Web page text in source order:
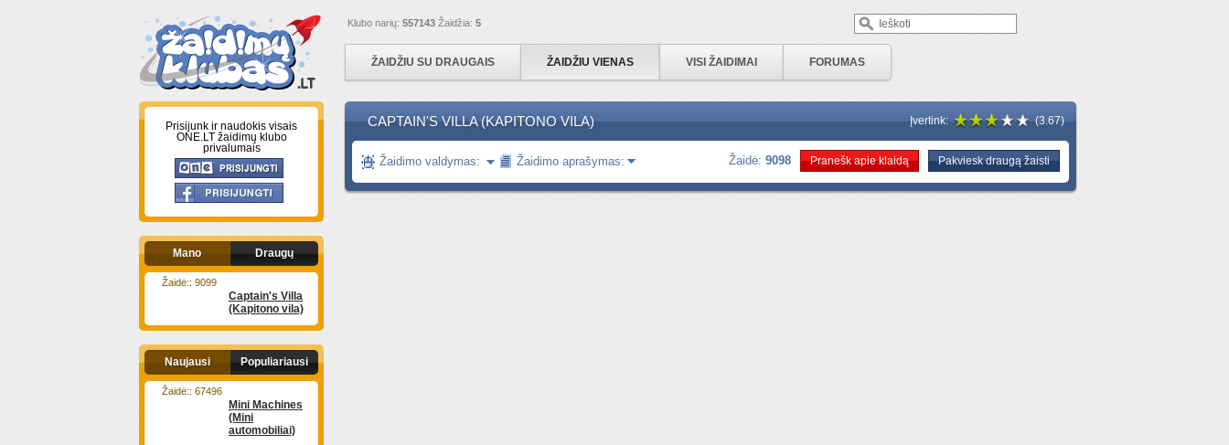
Klubo narių: 557143 Žaidžia: 5
ŽAIDŽIU SU DRAUGAIS ŽAIDŽIU VIENAS VISI ŽAIDIMAI FORUMAS
Prisijunk ir naudokis visais
ONE.LT žaidimų klubo
privalumais
Mano Draugų
Captain's Villa
(Kapitono vila)
Žaidė:: 9099
Naujausi Populiariausi
Mini Machines
(Mini
automobiliai)
Žaidė:: 67496
CAPTAIN'S VILLA (KAPITONO VILA) (3.67)
Įvertink:
Žaidimo valdymas: Žaidimo aprašymas: Pakviesk draugą žaisti
Pranešk apie klaidą
Žaidė: 9098